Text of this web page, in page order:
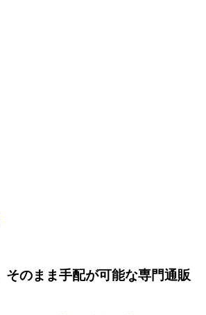
そのまま手配が可能な専門通販